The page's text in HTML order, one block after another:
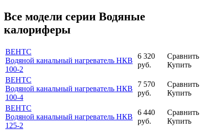
Все модели серии Водяные
калориферы
ВЕНТС
Водяной канальный нагреватель НКВ
100-2
6 320
руб.
Сравнить
Купить
ВЕНТС
Водяной канальный нагреватель НКВ
100-4
7 570
руб.
Сравнить
Купить
ВЕНТС
Водяной канальный нагреватель НКВ
125-2
6 440
руб.
Сравнить
Купить